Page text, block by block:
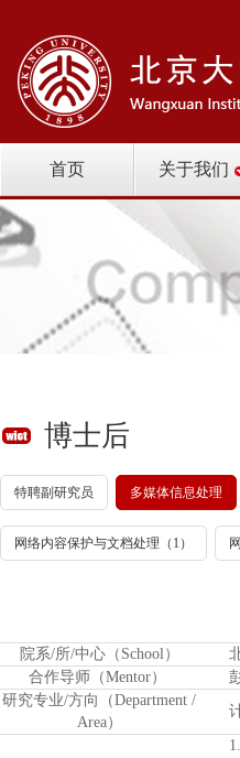
首页 关于我们
博士后
特聘副研究员 多媒体信息处理
网络内容保护与文档处理（1）
院系/所/中心（School）
北
合作导师（Mentor）
彭
研究专业/方向（Department /
Area）
计
1.